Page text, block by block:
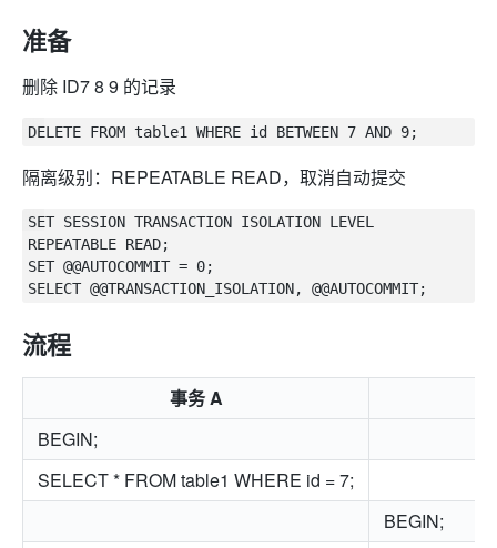
准备
删除 ID7 8 9 的记录
隔离级别：REPEATABLE READ，取消自动提交
SET SESSION TRANSACTION ISOLATION LEVEL
REPEATABLE READ;
SET @@AUTOCOMMIT = 0;
流程
事务 A
BEGIN;
SELECT * FROM table1 WHERE id = 7;
BEGIN;